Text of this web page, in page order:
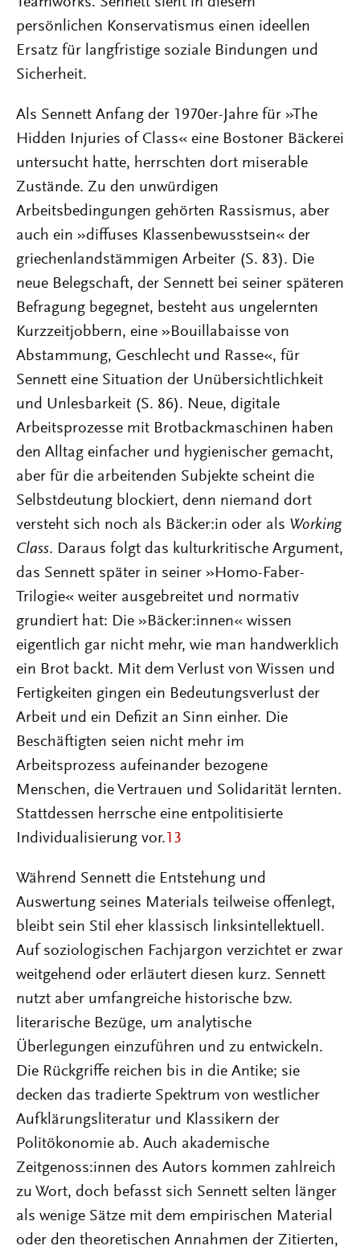
persönlichen Konservatismus einen ideellen
Ersatz für langfristige soziale Bindungen und
Sicherheit.
Als Sennett Anfang der 1970er-Jahre für »The
Hidden Injuries of Class« eine Bostoner Bäckerei
untersucht hatte, herrschten dort miserable
Zustände. Zu den unwürdigen
Arbeitsbedingungen gehörten Rassismus, aber
auch ein »diffuses Klassenbewusstsein« der
griechenlandstämmigen Arbeiter (S. 83). Die
neue Belegschaft, der Sennett bei seiner späteren
Befragung begegnet, besteht aus ungelernten
Kurzzeitjobbern, eine »Bouillabaisse von
Abstammung, Geschlecht und Rasse«, für
Sennett eine Situation der Unübersichtlichkeit
und Unlesbarkeit (S. 86). Neue, digitale
Arbeitsprozesse mit Brotbackmaschinen haben
den Alltag einfacher und hygienischer gemacht,
aber für die arbeitenden Subjekte scheint die
Selbstdeutung blockiert, denn niemand dort
versteht sich noch als Bäcker:in oder als Working
Class. Daraus folgt das kulturkritische Argument,
das Sennett später in seiner »Homo-Faber-
Trilogie« weiter ausgebreitet und normativ
grundiert hat: Die »Bäcker:innen« wissen
eigentlich gar nicht mehr, wie man handwerklich
ein Brot backt. Mit dem Verlust von Wissen und
Fertigkeiten gingen ein Bedeutungsverlust der
Arbeit und ein Defizit an Sinn einher. Die
Beschäftigten seien nicht mehr im
Arbeitsprozess aufeinander bezogene
Menschen, die Vertrauen und Solidarität lernten.
Stattdessen herrsche eine entpolitisierte
Individualisierung vor. 13
Während Sennett die Entstehung und
Auswertung seines Materials teilweise offenlegt,
bleibt sein Stil eher klassisch linksintellektuell.
Auf soziologischen Fachjargon verzichtet er zwar
weitgehend oder erläutert diesen kurz. Sennett
nutzt aber umfangreiche historische bzw.
literarische Bezüge, um analytische
Überlegungen einzuführen und zu entwickeln.
Die Rückgriffe reichen bis in die Antike; sie
decken das tradierte Spektrum von westlicher
Aufklärungsliteratur und Klassikern der
Politökonomie ab. Auch akademische
Zeitgenoss:innen des Autors kommen zahlreich
zu Wort, doch befasst sich Sennett selten länger
als wenige Sätze mit dem empirischen Material
oder den theoretischen Annahmen der Zitierten,